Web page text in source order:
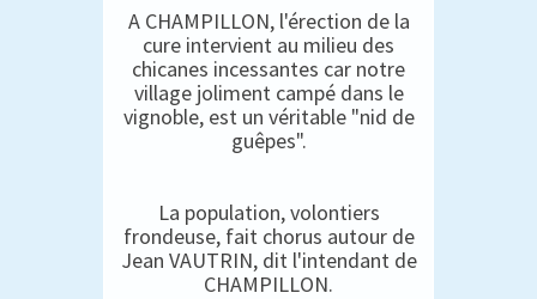
A CHAMPILLON, l'érection de la
cure intervient au milieu des
chicanes incessantes car notre
village joliment campé dans le
vignoble, est un véritable "nid de
guêpes".
La population, volontiers
frondeuse, fait chorus autour de
Jean VAUTRIN, dit l'intendant de
CHAMPILLON.